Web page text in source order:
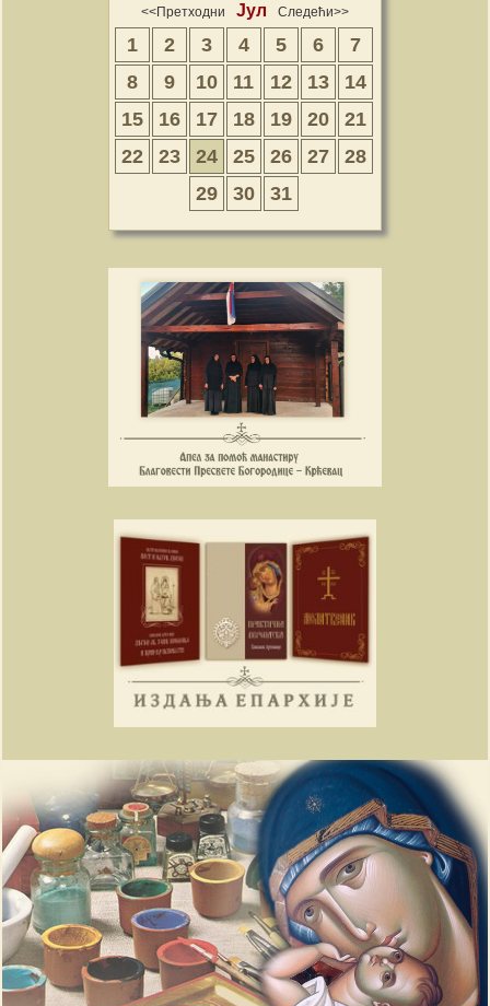
<<Претходни Јул Следећи>>
1 2 3 4 5 6
7
8
9 10 11 12 13
14
15
16 17 18 19 20
21
22
23 24 25 26 27
28
29
30 31